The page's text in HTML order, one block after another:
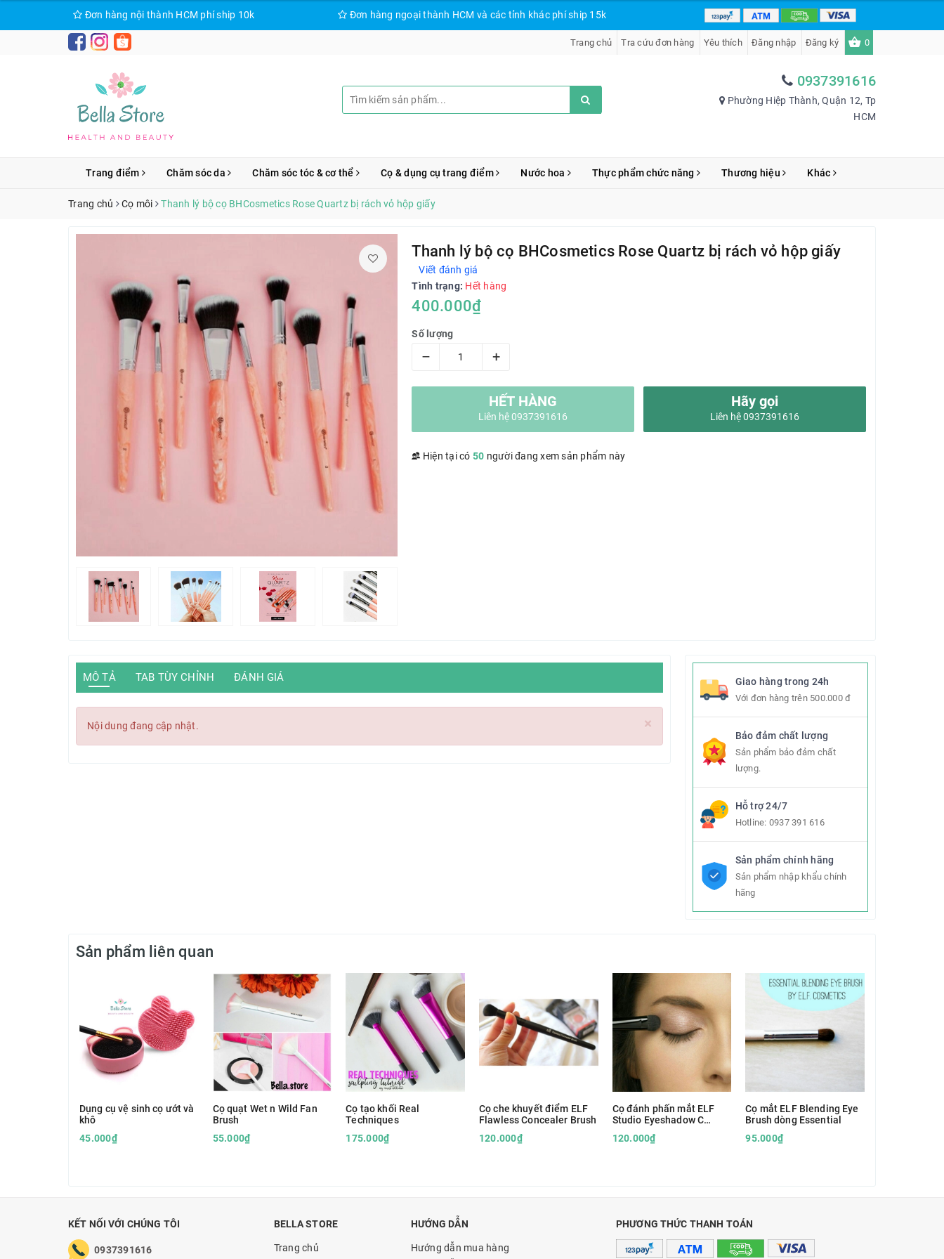
Đơn hàng nội thành HCM phí ship 10k Đơn hàng ngoại thành HCM và các tỉnh khác phí ship 15k
Trang chủ Tra cứu đơn hàng Yêu thích Đăng nhập Đăng ký 0
0937391616
Phường Hiệp Thành, Quận 12, Tp
HCM
Trang điểm Chăm sóc da Chăm sóc tóc & cơ thể Cọ & dụng cụ trang điểm Nước hoa Thực phẩm chức năng Thương hiệu Khác
Trang chủ Cọ môi Thanh lý bộ cọ BHCosmetics Rose Quartz bị rách vỏ hộp giấy
Thanh lý bộ cọ BHCosmetics Rose Quartz bị rách vỏ hộp giấy
Viết đánh giá
Tình trạng: Hết hàng
400.000₫
Số lượng
– +
HẾT HÀNG
Liên hệ 0937391616
Hãy gọi
Liên hệ 0937391616
Hiện tại có 50 người đang xem sản phẩm này
MÔ TẢ TAB TÙY CHỈNH ĐÁNH GIÁ
×
Nội dung đang cập nhật.
Giao hàng trong 24h
Với đơn hàng trên 500.000 đ
Bảo đảm chất lượng
Sản phẩm bảo đảm chất
lượng.
Hỗ trợ 24/7
Hotline: 0937 391 616
Sản phẩm chính hãng
Sản phẩm nhập khẩu chính
hãng
Sản phẩm liên quan
Dụng cụ vệ sinh cọ ướt và
khô
45.000₫
Cọ quạt Wet n Wild Fan
Brush
55.000₫
Cọ tạo khối Real
Techniques
175.000₫
Cọ che khuyết điểm ELF
Flawless Concealer Brush
120.000₫
Cọ đánh phấn mắt ELF
Studio Eyeshadow C
120.000₫
Cọ mắt ELF Blending Eye
Brush dòng Essential
95.000₫
KẾT NỐI VỚI CHÚNG TÔI
0937391616
BELLA STORE
Trang chủ
HƯỚNG DẪN
Hướng dẫn mua hàng
PHƯƠNG THỨC THANH TOÁN